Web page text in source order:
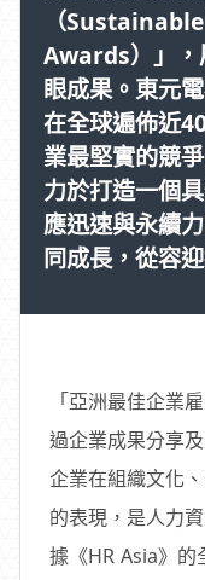
（
Awards）」，
眼成果。東元
在全球遍佈近
業最堅實的競
力於打造一個
應迅速與永續
同成長，從容
「亞洲最佳企業
過企業成果分享
企業在組織文化
的表現，是人力
據《HR Asia》